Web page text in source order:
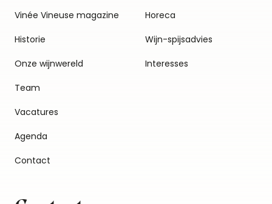
Vinée Vineuse magazine
Historie
Onze wijnwereld
Team
Vacatures
Agenda
Contact
Horeca
Wijn-spijsadvies
Interesses